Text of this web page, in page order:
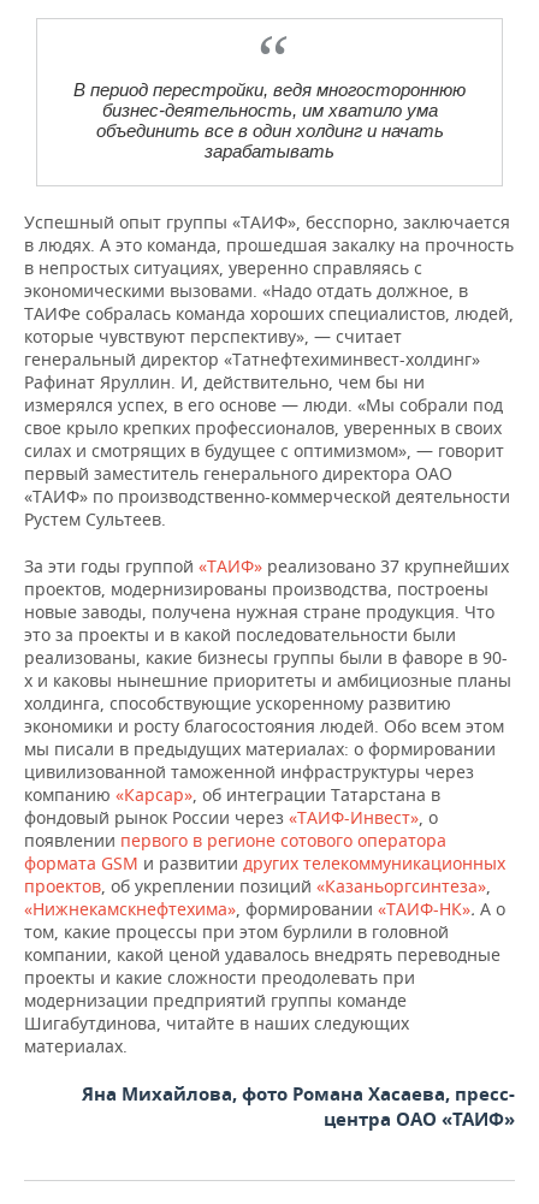
В период перестройки, ведя многостороннюю
бизнес-деятельность, им хватило ума
объединить все в один холдинг и начать
зарабатывать
Успешный опыт группы «ТАИФ», бесспорно, заключается
в людях. А это команда, прошедшая закалку на прочность
в непростых ситуациях, уверенно справляясь с
экономическими вызовами. «Надо отдать должное, в
ТАИФе собралась команда хороших специалистов, людей,
которые чувствуют перспективу», — считает
генеральный директор «Татнефтехиминвест-холдинг»
Рафинат Яруллин. И, действительно, чем бы ни
измерялся успех, в его основе — люди. «Мы собрали под
свое крыло крепких профессионалов, уверенных в своих
силах и смотрящих в будущее с оптимизмом», — говорит
первый заместитель генерального директора ОАО
«ТАИФ» по производственно-коммерческой деятельности
Рустем Сультеев.
За эти годы группой «ТАИФ» реализовано 37 крупнейших
проектов, модернизированы производства, построены
новые заводы, получена нужная стране продукция. Что
это за проекты и в какой последовательности были
реализованы, какие бизнесы группы были в фаворе в 90-
х и каковы нынешние приоритеты и амбициозные планы
холдинга, способствующие ускоренному развитию
экономики и росту благосостояния людей. Обо всем этом
мы писали в предыдущих материалах: о формировании
цивилизованной таможенной инфраструктуры через
компанию «Карсар», об интеграции Татарстана в
фондовый рынок России через «ТАИФ-Инвест», о
появлении первого в регионе сотового оператора
формата GSM и развитии других телекоммуникационных
проектов, об укреплении позиций «Казаньоргсинтеза»,
«Нижнекамскнефтехима», формировании «ТАИФ-НК». А о
том, какие процессы при этом бурлили в головной
компании, какой ценой удавалось внедрять переводные
проекты и какие сложности преодолевать при
модернизации предприятий группы команде
Шигабутдинова, читайте в наших следующих
материалах.
Яна Михайлова, фото Романа Хасаева, пресс-
центра ОАО «ТАИФ»